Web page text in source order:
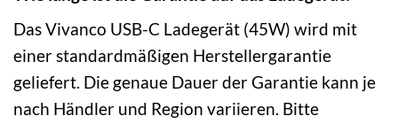
Das Vivanco USB-C Ladegerät (45W) wird mit
einer standardmäßigen Herstellergarantie
geliefert. Die genaue Dauer der Garantie kann je
nach Händler und Region variieren. Bitte